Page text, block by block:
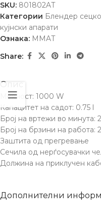
SKU: 801802AT
Категории Блендер сецко
кујнски апарати
Ознака: MMAT
Share:
Опис
Моќност: 1000 W
Капацитет на садот: 0.75 l
Број на вртежи во минута:
Број на брзини на работа: 2
Заштита од прегревање
Сечила од нерѓосувачки
Должина на приклучен
Дополнителни